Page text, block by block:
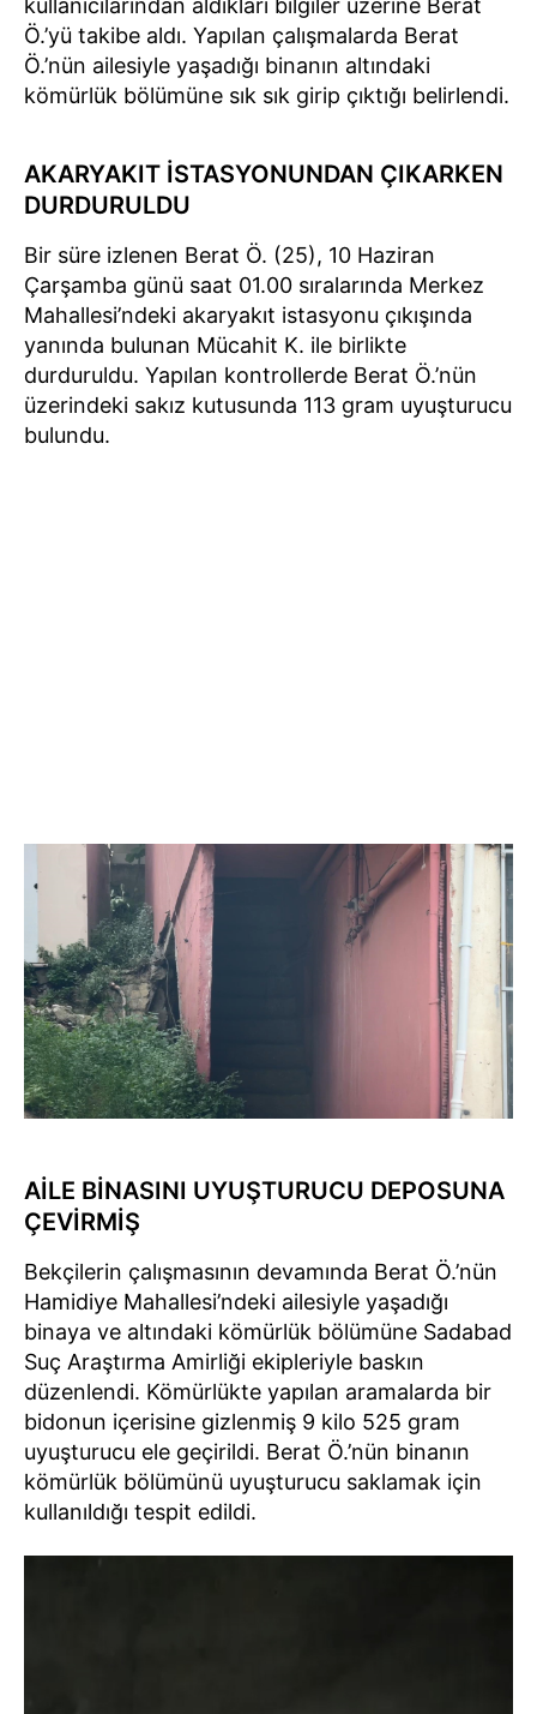
Ö.’yü takibe aldı. Yapılan çalışmalarda Berat
Ö.’nün ailesiyle yaşadığı binanın altındaki
kömürlük bölümüne sık sık girip çıktığı belirlendi.
AKARYAKIT İSTASYONUNDAN ÇIKARKEN
DURDURULDU
Bir süre izlenen Berat Ö. (25), 10 Haziran
Çarşamba günü saat 01.00 sıralarında Merkez
Mahallesi’ndeki akaryakıt istasyonu çıkışında
yanında bulunan Mücahit K. ile birlikte
durduruldu. Yapılan kontrollerde Berat Ö.’nün
üzerindeki sakız kutusunda 113 gram uyuşturucu
bulundu.
AİLE BİNASINI UYUŞTURUCU DEPOSUNA
ÇEVİRMİŞ
Bekçilerin çalışmasının devamında Berat Ö.’nün
Hamidiye Mahallesi’ndeki ailesiyle yaşadığı
binaya ve altındaki kömürlük bölümüne Sadabad
Suç Araştırma Amirliği ekipleriyle baskın
düzenlendi. Kömürlükte yapılan aramalarda bir
bidonun içerisine gizlenmiş 9 kilo 525 gram
uyuşturucu ele geçirildi. Berat Ö.’nün binanın
kömürlük bölümünü uyuşturucu saklamak için
kullanıldığı tespit edildi.